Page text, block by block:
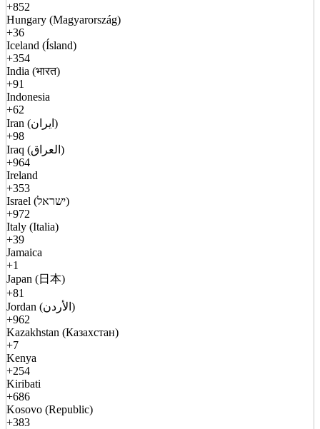
+852
Hungary (Magyarország)
+36
Iceland (Ísland)
+354
India (भारत)
+91
Indonesia
+62
Iran (ایران)
+98
Iraq (العراق)
+964
Ireland
+353
Israel (ישראל)
+972
Italy (Italia)
+39
Jamaica
+1
Japan (日本)
+81
Jordan (الأردن)
+962
Kazakhstan (Казахстан)
+7
Kenya
+254
Kiribati
+686
Kosovo (Republic)
+383